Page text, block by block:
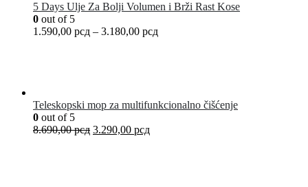
5 Days Ulje Za Bolji Volumen i Brži Rast Kose
0 out of 5
1.590,00 рсд – 3.180,00 рсд
Teleskopski mop za multifunkcionalno čišćenje
0 out of 5
8.690,00рсд 3.290,00 рсд